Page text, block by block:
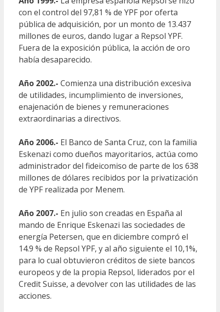
con el control del 97,81 % de YPF por oferta
pública de adquisición, por un monto de 13.437
millones de euros,​ dando lugar a Repsol YPF.
Fuera de la exposición pública, la acción de oro
había desaparecido.
Año 2002.- Comienza una distribución excesiva
de utilidades, incumplimiento de inversiones,
enajenación de bienes y remuneraciones
extraordinarias a directivos.
Año 2006.- El Banco de Santa Cruz, con la familia
Eskenazi como dueños mayoritarios, actúa como
administrador del fideicomiso de parte de los 638
millones de dólares recibidos por la privatización
de YPF realizada por Menem.
Año 2007.- En julio son creadas en España al
mando de Enrique Eskenazi las sociedades de
energía Petersen, que en diciembre compró el
14.9 % de Repsol YPF, y al año siguiente el 10,1%,
para lo cual obtuvieron créditos de siete bancos
europeos y de la propia Repsol, liderados por el
Credit Suisse, a devolver con las utilidades de las
acciones.